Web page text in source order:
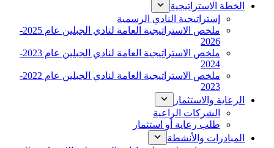
الخطة الاستراتيجية
إستراتيجية النادي الرسمية
ملخص الاستراتيجية العامة لنادي الجبلين عام 2025-
2026
ملخص الاستراتيجية العامة لنادي الجبلين عام 2023-
2024
ملخص الاستراتيجية العامة لنادي الجبلين عام 2022-
2023
الرعاية والاستثمار
الشركات الراعية
طلب رعاية أو استثمار
المبادرات والأنشطة